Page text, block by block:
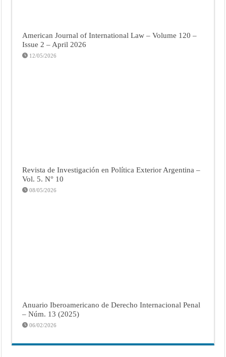
American Journal of International Law – Volume 120 –
Issue 2 – April 2026
12/05/2026
Revista de Investigación en Política Exterior Argentina –
Vol. 5. N° 10
08/05/2026
Anuario Iberoamericano de Derecho Internacional Penal
– Núm. 13 (2025)
06/02/2026